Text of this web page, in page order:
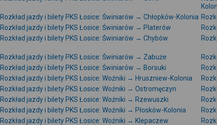
Rozkład jazdy i bilety PKS Łosice: Świniarów → Chłopków-Kolonia
Rozkład jazdy i bilety PKS Łosice: Świniarów → Platerów
Rozkład jazdy i bilety PKS Łosice: Świniarów → Chybów
Rozkład jazdy i bilety PKS Łosice: Świniarów → Zabuże
Rozkład jazdy i bilety PKS Łosice: Świniarów → Borsuki
Rozkład jazdy i bilety PKS Łosice: Woźniki → Hruszniew-Kolonia
Rozkład jazdy i bilety PKS Łosice: Woźniki → Ostromęczyn
Rozkład jazdy i bilety PKS Łosice: Woźniki → Rzewuszki
Rozkład jazdy i bilety PKS Łosice: Woźniki → Płosków-Kolonia
Rozkład jazdy i bilety PKS Łosice: Woźniki → Klepaczew